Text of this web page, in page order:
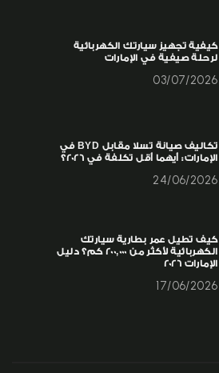
كيفية تجهيز سيارتك الكهربائية
لرحلة صيفية في الإمارات
03/07/2026
تكاليف صيانة تسلا مقابل BYD في
الإمارات: أيهما أقل تكلفة في 2026؟
24/06/2026
كيف تطيل عمر بطارية سيارتك
الكهربائية لأكثر من 200,000 كم؟ دليل
الإمارات 2026
17/06/2026